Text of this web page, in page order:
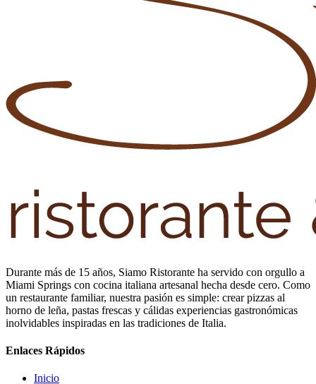
Durante más de 15 años, Siamo Ristorante ha servido con orgullo a
Miami Springs con cocina italiana artesanal hecha desde cero. Como
un restaurante familiar, nuestra pasión es simple: crear pizzas al
horno de leña, pastas frescas y cálidas experiencias gastronómicas
inolvidables inspiradas en las tradiciones de Italia.
Enlaces Rápidos
Inicio